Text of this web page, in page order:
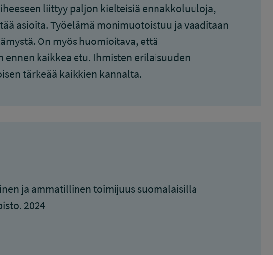
liittyy paljon kielteisiä ennakkoluuloja,
asioita. Työelämä monimuotoistuu ja vaaditaan
On myös huomioitava, että
kaikkea etu. Ihmisten erilaisuuden
tärkeää kaikkien kannalta.
ja ammatillinen toimijuus suomalaisilla
2024